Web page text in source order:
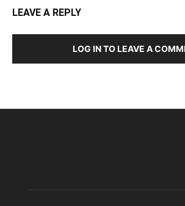
LEAVE A REPLY
LOG IN TO LEAVE A